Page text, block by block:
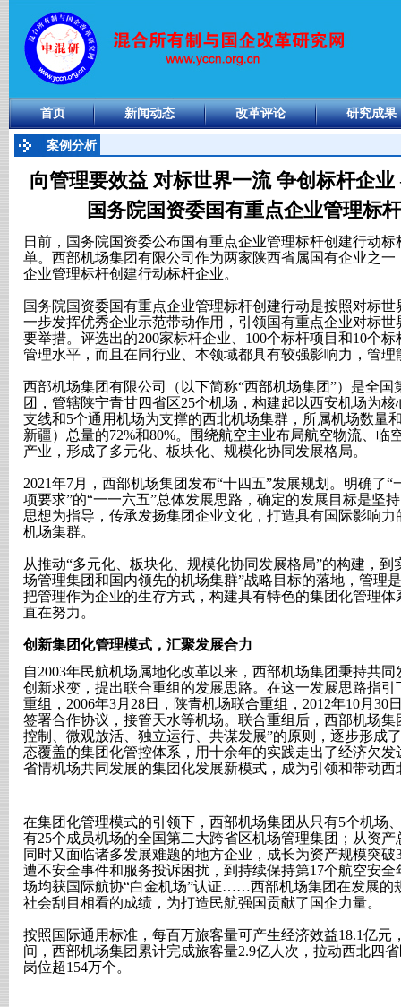
首页 新闻动态 改革评论 研究成果
案例分析
向管理要效益 对标世界一流 争创标杆企
国务院国资委国有重点企业管理标
日前，国务院国资委公布国有重点企业管理标杆创建行动
单。西部机场集团有限公司作为两家陕西省属国有企业之
企业管理标杆创建行动标杆企业。
国务院国资委国有重点企业管理标杆创建行动是按照对标
一步发挥优秀企业示范带动作用，引领国有重点企业对标
要举措。评选出的200家标杆企业、100个标杆项目和10个
管理水平，而且在同行业、本领域都具有较强影响力，管
西部机场集团有限公司（以下简称“西部机场集团”）是全
团，管辖陕宁青甘四省区25个机场，构建起以西安机场为
支线和5个通用机场为支撑的西北机场集群，所属机场数量
新疆）总量的72%和80%。围绕航空主业布局航空物流、临
产业，形成了多元化、板块化、规模化协同发展格局。
2021年7月，西部机场集团发布“十四五”发展规划。明确了
项要求”的“一一六五”总体发展思路，确定的发展目标是坚
思想为指导，传承发扬集团企业文化，打造具有国际影响
机场集群。
从推动“多元化、板块化、规模化协同发展格局”的构建，
场管理集团和国内领先的机场集群”战略目标的落地，管理
把管理作为企业的生存方式，构建具有特色的集团化管理
直在努力。
创新集团化管理模式，汇聚发展合力
自2003年民航机场属地化改革以来，西部机场集团秉持共
创新求变，提出联合重组的发展思路。在这一发展思路指引
重组，2006年3月28日，陕青机场联合重组，2012年10月30
签署合作协议，接管天水等机场。联合重组后，西部机场
控制、微观放活、独立运行、共谋发展”的原则，逐步形成
态覆盖的集团化管控体系，用十余年的实践走出了经济欠
省情机场共同发展的集团化发展新模式，成为引领和带动
在集团化管理模式的引领下，西部机场集团从只有5个机场
有25个成员机场的全国第二大跨省区机场管理集团；从资产
同时又面临诸多发展难题的地方企业，成长为资产规模突
遭不安全事件和服务投诉困扰，到持续保持第17个航空安
场均获国际航协“白金机场”认证……西部机场集团在发展的
社会刮目相看的成绩，为打造民航强国贡献了国企力量。
按照国际通用标准，每百万旅客量可产生经济效益18.1亿元
间，西部机场集团累计完成旅客量2.9亿人次，拉动西北四
岗位超154万个。